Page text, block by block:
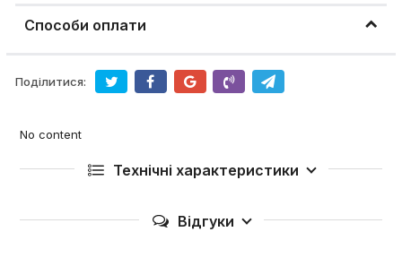
Способи оплати
Поділитися:
No content
Технічні характеристики
Відгуки